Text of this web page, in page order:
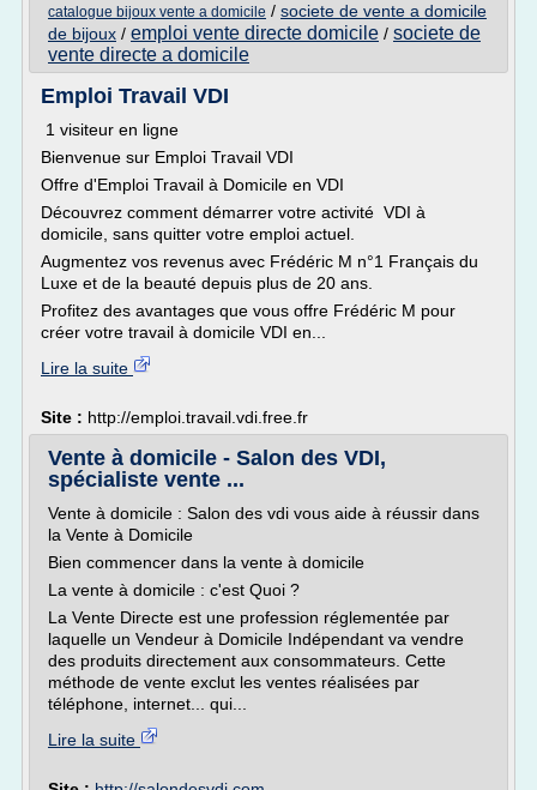
catalogue bijoux vente a domicile / societe de vente a domicile
de bijoux / emploi vente directe domicile / societe de
vente directe a domicile
Emploi Travail VDI
1 visiteur en ligne
Bienvenue sur Emploi Travail VDI
Offre d'Emploi Travail à Domicile en VDI
Découvrez comment démarrer votre activité VDI à
domicile, sans quitter votre emploi actuel.
Augmentez vos revenus avec Frédéric M n°1 Français du
Luxe et de la beauté depuis plus de 20 ans.
Profitez des avantages que vous offre Frédéric M pour
créer votre travail à domicile VDI en...
Lire la suite
Site : http://emploi.travail.vdi.free.fr
Vente à domicile - Salon des VDI,
spécialiste vente ...
Vente à domicile : Salon des vdi vous aide à réussir dans
la Vente à Domicile
Bien commencer dans la vente à domicile
La vente à domicile : c'est Quoi ?
La Vente Directe est une profession réglementée par
laquelle un Vendeur à Domicile Indépendant va vendre
des produits directement aux consommateurs. Cette
méthode de vente exclut les ventes réalisées par
téléphone, internet... qui...
Lire la suite